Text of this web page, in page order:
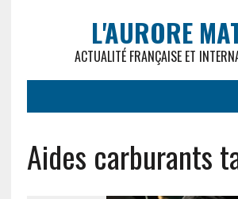
L'AURORE
ACTUALITÉ FRANÇAISE ET
Aides carburants